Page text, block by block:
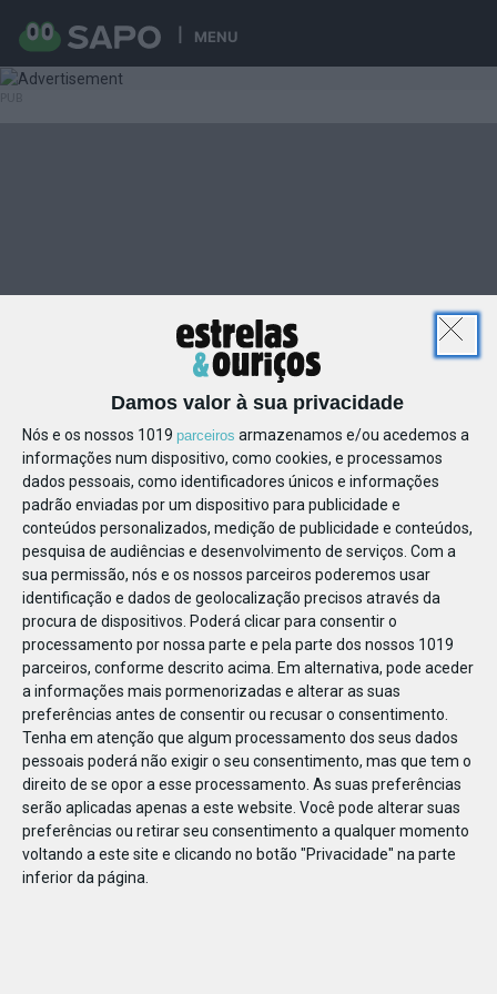
Damos valor à sua privacidade
Nós e os nossos 1019 parceiros armazenamos e/ou acedemos a
informações num dispositivo, como cookies, e processamos
dados pessoais, como identificadores únicos e informações
padrão enviadas por um dispositivo para publicidade e
conteúdos personalizados, medição de publicidade e conteúdos,
pesquisa de audiências e desenvolvimento de serviços. Com a
sua permissão, nós e os nossos parceiros poderemos usar
identificação e dados de geolocalização precisos através da
procura de dispositivos. Poderá clicar para consentir o
processamento por nossa parte e pela parte dos nossos 1019
parceiros, conforme descrito acima. Em alternativa, pode aceder
a informações mais pormenorizadas e alterar as suas
preferências antes de consentir ou recusar o consentimento.
Tenha em atenção que algum processamento dos seus dados
pessoais poderá não exigir o seu consentimento, mas que tem o
direito de se opor a esse processamento. As suas preferências
serão aplicadas apenas a este website. Você pode alterar suas
preferências ou retirar seu consentimento a qualquer momento
voltando a este site e clicando no botão "Privacidade" na parte
inferior da página.
MENU
629051668362295